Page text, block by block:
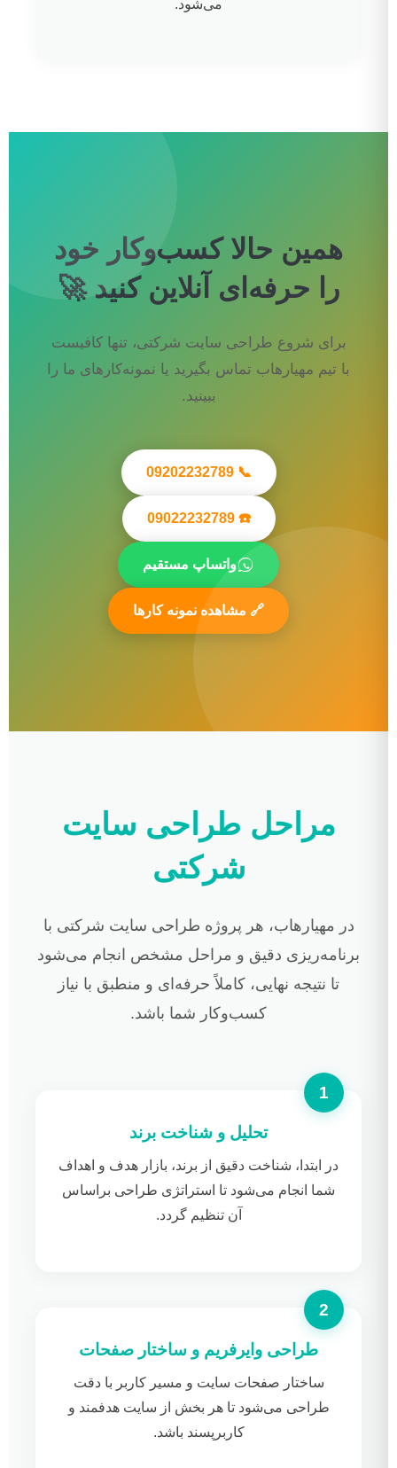
می‌شود.
همین حالا کسب‌وکار خود
را حرفه‌ای آنلاین کنید 🚀
برای شروع طراحی سایت شرکتی، تنها کافیست
با تیم مهیارهاب تماس بگیرید یا نمونه‌کارهای ما را
ببینید.
📞 09202232789
☎️ 09022232789
واتساپ مستقیم
🔗 مشاهده نمونه کارها
مراحل طراحی سایت
شرکتی
در مهیارهاب، هر پروژه طراحی سایت شرکتی با
برنامه‌ریزی دقیق و مراحل مشخص انجام می‌شود
تا نتیجه نهایی، کاملاً حرفه‌ای و منطبق با نیاز
کسب‌وکار شما باشد.
تحلیل و شناخت برند
در ابتدا، شناخت دقیق از برند، بازار هدف و اهداف
شما انجام می‌شود تا استراتژی طراحی براساس
آن تنظیم گردد.
طراحی وایرفریم و ساختار صفحات
ساختار صفحات سایت و مسیر کاربر با دقت
طراحی می‌شود تا هر بخش از سایت هدفمند و
کاربرپسند باشد.